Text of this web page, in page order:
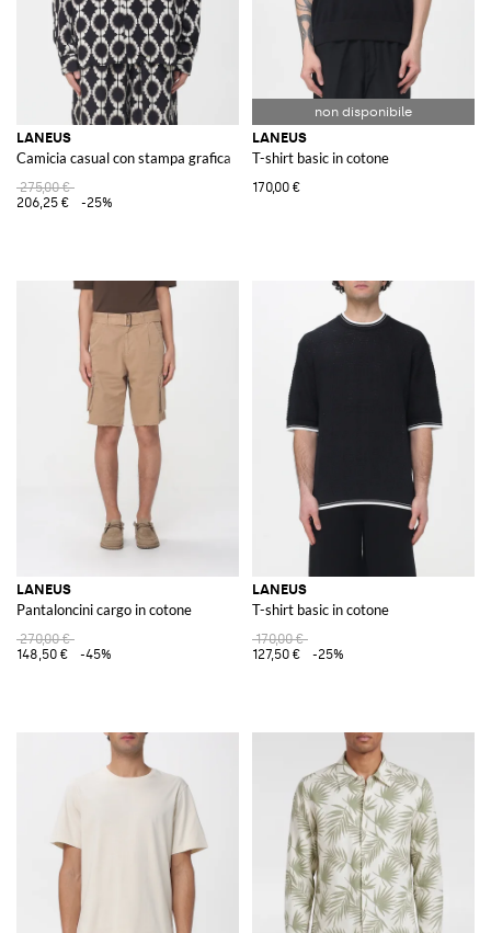
LANEUS
Camicia casual con stampa grafica
275,00 €
206,25 €
-25%
LANEUS
T-shirt basic in cotone
170,00 €
LANEUS
Pantaloncini cargo in cotone
270,00 €
148,50 €
-45%
LANEUS
T-shirt basic in cotone
170,00 €
127,50 €
-25%